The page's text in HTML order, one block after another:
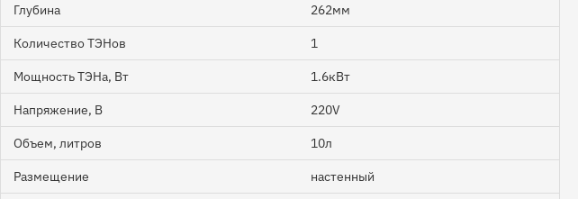
Глубина 262мм
Количество ТЭНов 1
Мощность ТЭНа, Вт 1.6кВт
Напряжение, В 220V
Объем, литров 10л
Размещение настенный